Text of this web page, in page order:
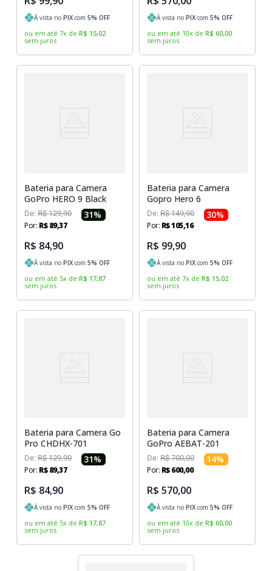
À vista noPIX com5% OFF
ou em até 7x de R$ 15,02
sem juros
À vista no PIX com 5% OFF
ou em até 10x de R$ 60,00
sem juros
Bateria para Camera
GoPro HERO 9 Black
De:R$ 129,90 31%
Por: R$ 89,37
R$ 84,90
À vista noPIX com5% OFF
ou em até 5x de R$ 17,87
sem juros
Bateria para Camera
Gopro Hero 6
De: R$ 149,90 30%
Por: R$105,16
R$ 99,90
À vista no PIX com 5% OFF
ou em até 7x de R$ 15,02
sem juros
Bateria para Camera Go
Pro CHDHX-701
De:R$ 129,90 31%
Por: R$ 89,37
R$ 84,90
À vista noPIX com5% OFF
ou em até 5x de R$ 17,87
sem juros
Bateria para Camera
GoPro AEBAT-201
De: R$ 700,00 14%
Por: R$600,00
R$ 570,00
À vista no PIX com 5% OFF
ou em até 10x de R$ 60,00
sem juros